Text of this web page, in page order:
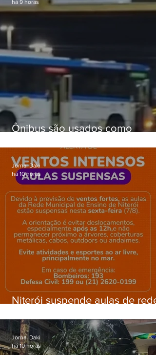
Ônibus são usados como
Gardênia Azul
há 9 horas
Niterói suspende aulas de rede
ventos fortes nesta sexta (7)
Jornal Daki
há 10 horas
Jornal Daki
há 10 horas